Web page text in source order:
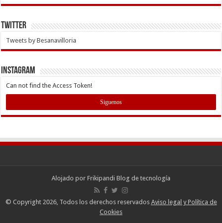
Twitter
Tweets by Besanavilloria
INSTAGRAM
Can not find the Access Token!
Siguenos
Alojado por Frikipandi Blog de tecnología
© Copyright 2026, Todos los derechos reservados Aviso legal y Política de
Cookies